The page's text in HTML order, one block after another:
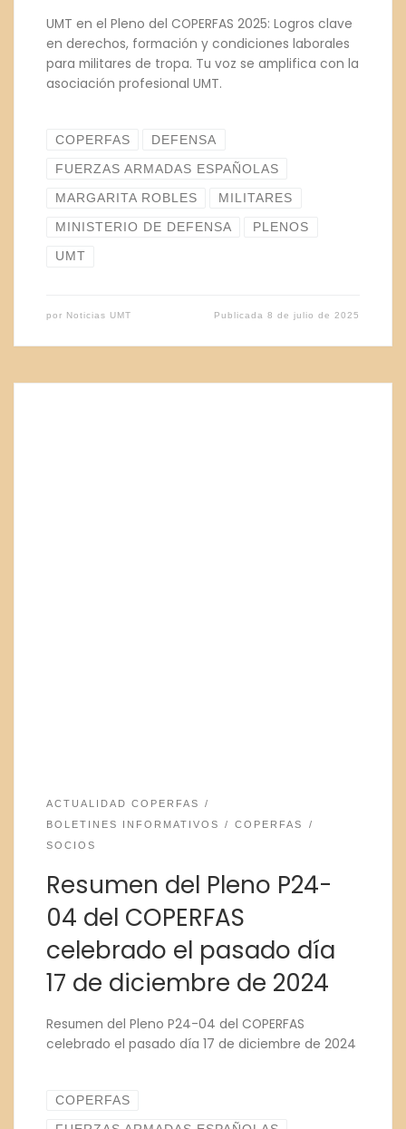
UMT en el Pleno del COPERFAS 2025: Logros clave
en derechos, formación y condiciones laborales
para militares de tropa. Tu voz se amplifica con la
asociación profesional UMT.
COPERFAS DEFENSA
FUERZAS ARMADAS ESPAÑOLAS
MARGARITA ROBLES MILITARES
MINISTERIO DE DEFENSA PLENOS
UMT
por Noticias UMT Publicada8 de julio de 2025
ACTUALIDAD COPERFAS
BOLETINES INFORMATIVOS
COPERFAS
SOCIOS
Resumen del Pleno P24-
04 del COPERFAS
celebrado el pasado día
17 de diciembre de 2024
Resumen del Pleno P24-04 del COPERFAS
celebrado el pasado día 17 de diciembre de 2024
COPERFAS